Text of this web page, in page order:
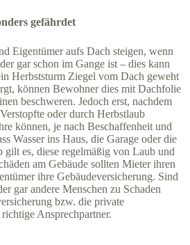
gefährdet
Eigentümer aufs Dach steigen, wenn
gar schon im Gange ist – dies kann
Herbststurm Ziegel vom Dach geweht
können Bewohner dies mit Dachfolie
beschweren. Jedoch erst, nachdem
oder durch Herbstlaub
können, je nach Beschaffenheit und
Wasser ins Haus, die Garage oder die
gilt es, diese regelmäßig von Laub und
am Gebäude sollten Mieter ihren
ihre Gebäudeversicherung. Sind
gar andere Menschen zu Schaden
bzw. die private
Ansprechpartner.